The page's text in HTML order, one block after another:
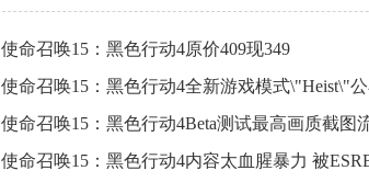
使命召唤15：黑色行动4原价409现349
使命召唤15：黑色行动4全新游戏模式\"Heist\"
使命召唤15：黑色行动4Beta测试最高画质截图
使命召唤15：黑色行动4内容太血腥暴力 被